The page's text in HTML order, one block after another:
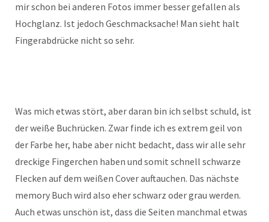
mir schon bei anderen Fotos immer besser gefallen als
Hochglanz. Ist jedoch Geschmacksache! Man sieht halt
Fingerabdrücke nicht so sehr.
Was mich etwas stört, aber daran bin ich selbst schuld, ist
der weiße Buchrücken. Zwar finde ich es extrem geil von
der Farbe her, habe aber nicht bedacht, dass wir alle sehr
dreckige Fingerchen haben und somit schnell schwarze
Flecken auf dem weißen Cover auftauchen. Das nächste
memory Buch wird also eher schwarz oder grau werden.
Auch etwas unschön ist, dass die Seiten manchmal etwas